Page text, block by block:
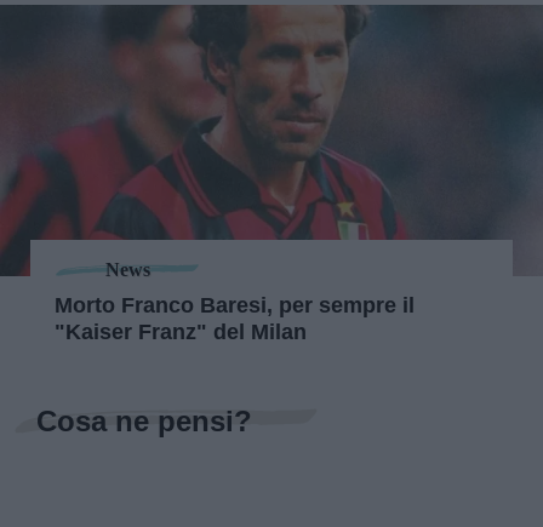
News
Morto Franco Baresi, per sempre il
"Kaiser Franz" del Milan
Cosa ne pensi?